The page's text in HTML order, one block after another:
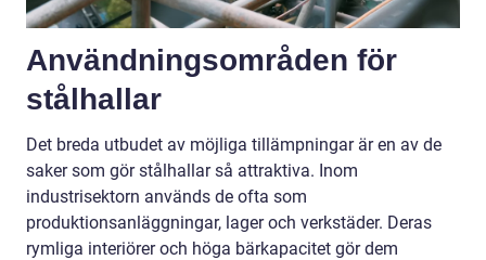
Användningsområden för
stålhallar
Det breda utbudet av möjliga tillämpningar är en av de
saker som gör stålhallar så attraktiva. Inom
industrisektorn används de ofta som
produktionsanläggningar, lager och verkstäder. Deras
rymliga interiörer och höga bärkapacitet gör dem